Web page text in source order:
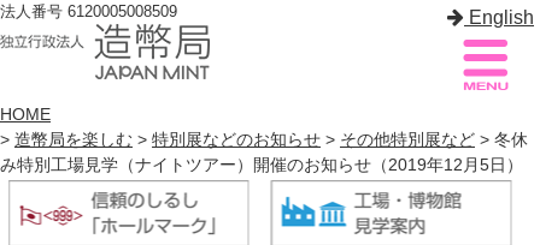
法人番号 6120005008509 English
造幣局案内 サイトマップ
HOME
> 造幣局を楽しむ > 特別展などのお知らせ > その他特別展など > 冬休
み特別工場見学（ナイトツアー）開催のお知らせ（2019年12月5日）